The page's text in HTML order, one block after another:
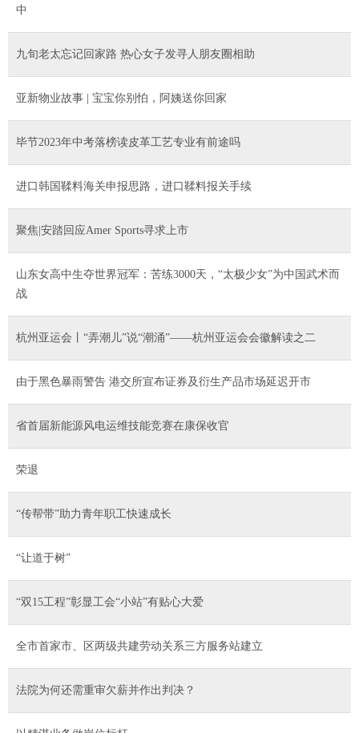
中
九旬老太忘记回家路 热心女子发寻人朋友圈相助
亚新物业故事 | 宝宝你别怕，阿姨送你回家
毕节2023年中考落榜读皮革工艺专业有前途吗
进口韩国鞣料海关申报思路，进口鞣料报关手续
聚焦|安踏回应Amer Sports寻求上市
山东女高中生夺世界冠军：苦练3000天，“太极少女”为中国武术而
战
杭州亚运会丨“弄潮儿”说“潮涌”——杭州亚运会会徽解读之二
由于黑色暴雨警告 港交所宣布证券及衍生产品市场延迟开市
省首届新能源风电运维技能竞赛在康保收官
荣退
“传帮带”助力青年职工快速成长
“让道于树”
“双15工程”彰显工会“小站”有贴心大爱
全市首家市、区两级共建劳动关系三方服务站建立
法院为何还需重审欠薪并作出判决？